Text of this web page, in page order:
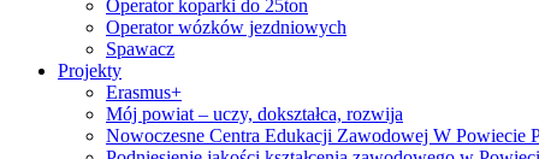
Operator koparki do 25ton
Operator wózków jezdniowych
Spawacz
Projekty
Erasmus+
Mój powiat – uczy, dokształca, rozwija
Nowoczesne Centra Edukacji Zawodowej W Powiecie